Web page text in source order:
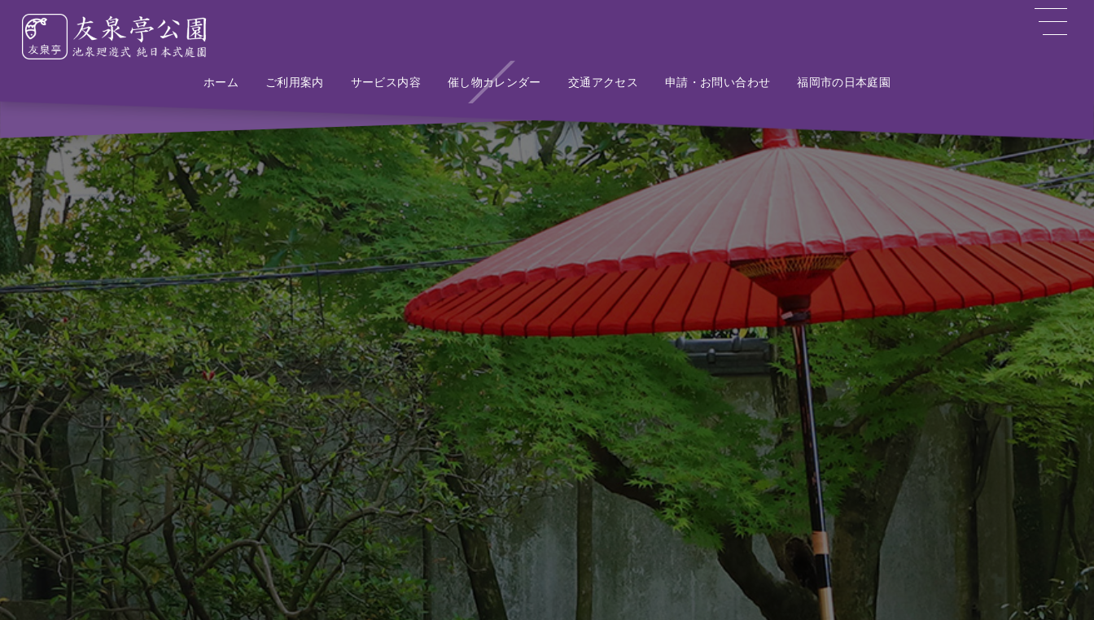
ホーム
Home ご利用案内
Information サービス内容
Service 催し物カレンダー
Event 交通アクセス
Access 申請・お問い合わせ
Contact 福岡市の日本庭園
Potal